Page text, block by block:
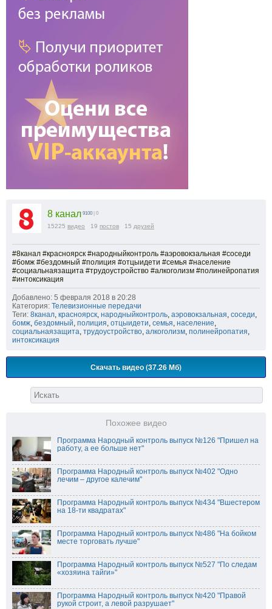
8 канал 9100 | 0
15225 видео 19 постов 15 друзей
#8канал #красноярск #народныйконтроль #аэровокзальная #соседи
#бомж #бездомный #полиция #отцыидети #семья #население
#социальнаязащита #трудоустройство #алкоголизм #полинейропатия
#интоксикация
Добавлено: 5 февраля 2018 в 20:28
Категория: Телевизионные передачи
Теги: 8канал, красноярск, народныйконтроль, аэровокзальная, соседи,
бомж, бездомный, полиция, отцыидети, семья, население,
социальнаязащита, трудоустройство, алкоголизм, полинейропатия,
интоксикация
Скачать видео (37.26 Мб)
Похожее видео
Программа Народный контроль выпуск №126 "Пришел на
работу, а ее больше нет"
Программа Народный контроль выпуск №402 "Одно
лечим – другое калечим"
Программа Народный контроль выпуск №434 "Вшестером
на 18-ти квадратах"
Программа Народный контроль выпуск №486 "На бойком
месте торговать лучше"
Программа Народный контроль выпуск №527 "По следам
«хозяина тайги»"
Программа Народный контроль выпуск №420 "Правой
рукой строит, а левой разрушает"